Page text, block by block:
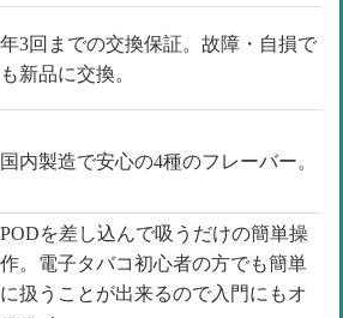
年3回までの交換保証。故障・自損で
も新品に交換。
国内製造で安心の4種のフレーバー。
PODを差し込んで吸うだけの簡単操
作。電子タバコ初心者の方でも簡単
に扱うことが出来るので入門にもオ